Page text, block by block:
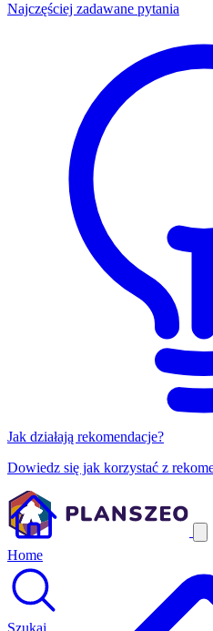
Najczęściej zadawane pytania
Jak działają rekomendacje?
Dowiedz się jak korzystać z
Home
Szukaj